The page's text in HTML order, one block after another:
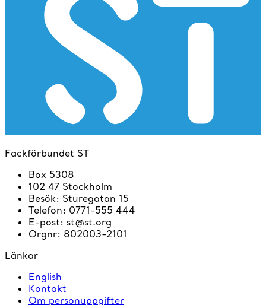
Fackförbundet ST
Box 5308
102 47 Stockholm
Besök: Sturegatan 15
Telefon: 0771-555 444
E-post: st@st.org
Orgnr: 802003-2101
Länkar
English
Kontakt
Om personuppgifter